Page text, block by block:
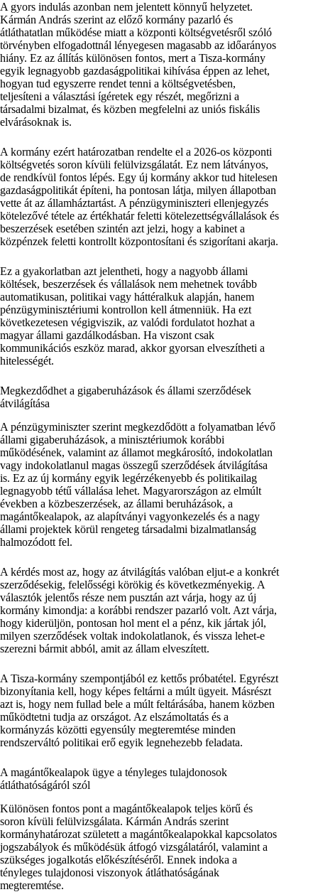
A gyors indulás azonban nem jelentett könnyű helyzetet.
Kármán András szerint az előző kormány pazarló és
átláthatatlan működése miatt a központi költségvetésről szóló
törvényben elfogadottnál lényegesen magasabb az időarányos
hiány. Ez az állítás különösen fontos, mert a Tisza-kormány
egyik legnagyobb gazdaságpolitikai kihívása éppen az lehet,
hogyan tud egyszerre rendet tenni a költségvetésben,
teljesíteni a választási ígéretek egy részét, megőrizni a
társadalmi bizalmat, és közben megfelelni az uniós fiskális
elvárásoknak is.
A kormány ezért határozatban rendelte el a 2026-os központi
költségvetés soron kívüli felülvizsgálatát. Ez nem látványos,
de rendkívül fontos lépés. Egy új kormány akkor tud hitelesen
gazdaságpolitikát építeni, ha pontosan látja, milyen állapotban
vette át az államháztartást. A pénzügyminiszteri ellenjegyzés
kötelezővé tétele az értékhatár feletti kötelezettségvállalások és
beszerzések esetében szintén azt jelzi, hogy a kabinet a
közpénzek feletti kontrollt központosítani és szigorítani akarja.
Ez a gyakorlatban azt jelentheti, hogy a nagyobb állami
költések, beszerzések és vállalások nem mehetnek tovább
automatikusan, politikai vagy háttéralkuk alapján, hanem
pénzügyminisztériumi kontrollon kell átmenniük. Ha ezt
következetesen végigviszik, az valódi fordulatot hozhat a
magyar állami gazdálkodásban. Ha viszont csak
kommunikációs eszköz marad, akkor gyorsan elveszítheti a
hitelességét.
Megkezdődhet a gigaberuházások és állami szerződések
átvilágítása
A pénzügyminiszter szerint megkezdődött a folyamatban lévő
állami gigaberuházások, a minisztériumok korábbi
működésének, valamint az államot megkárosító, indokolatlan
vagy indokolatlanul magas összegű szerződések átvilágítása
is. Ez az új kormány egyik legérzékenyebb és politikailag
legnagyobb tétű vállalása lehet. Magyarországon az elmúlt
években a közbeszerzések, az állami beruházások, a
magántőkealapok, az alapítványi vagyonkezelés és a nagy
állami projektek körül rengeteg társadalmi bizalmatlanság
halmozódott fel.
A kérdés most az, hogy az átvilágítás valóban eljut-e a konkrét
szerződésekig, felelősségi körökig és következményekig. A
választók jelentős része nem pusztán azt várja, hogy az új
kormány kimondja: a korábbi rendszer pazarló volt. Azt várja,
hogy kiderüljön, pontosan hol ment el a pénz, kik jártak jól,
milyen szerződések voltak indokolatlanok, és vissza lehet-e
szerezni bármit abból, amit az állam elveszített.
A Tisza-kormány szempontjából ez kettős próbatétel. Egyrészt
bizonyítania kell, hogy képes feltárni a múlt ügyeit. Másrészt
azt is, hogy nem fullad bele a múlt feltárásába, hanem közben
működtetni tudja az országot. Az elszámoltatás és a
kormányzás közötti egyensúly megteremtése minden
rendszerváltó politikai erő egyik legnehezebb feladata.
A magántőkealapok ügye a tényleges tulajdonosok
átláthatóságáról szól
Különösen fontos pont a magántőkealapok teljes körű és
soron kívüli felülvizsgálata. Kármán András szerint
kormányhatározat született a magántőkealapokkal kapcsolatos
jogszabályok és működésük átfogó vizsgálatáról, valamint a
szükséges jogalkotás előkészítéséről. Ennek indoka a
tényleges tulajdonosi viszonyok átláthatóságának
megteremtése.